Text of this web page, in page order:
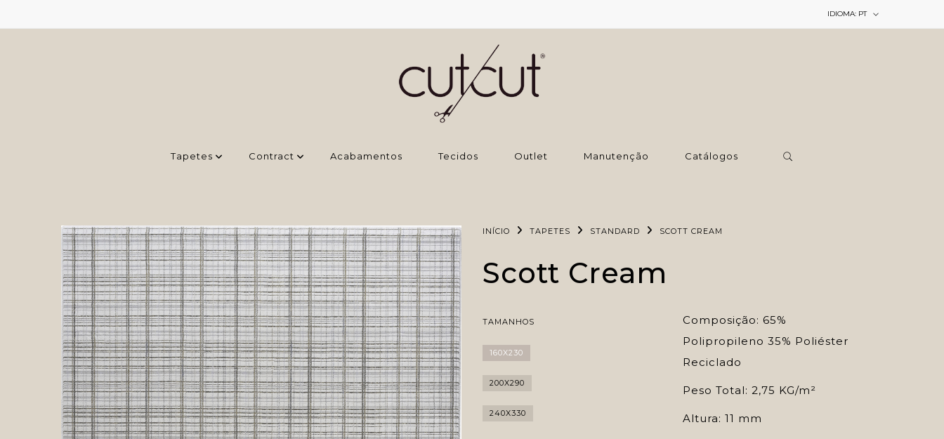
IDIOMA: PT
Tapetes Contract ‌Acabamentos Tecidos Outlet Manutenção Catálogos
INÍCIO TAPETES STANDARD SCOTT CREAM
Scott Cream
TAMANHOS
160X230
200X290
240X330
Composição: 65%
Polipropileno 35% Poliéster
Reciclado
Peso Total: 2,75 KG/m²
Altura: 11 mm